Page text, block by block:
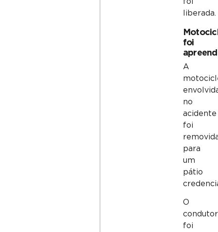
liberada.
foi
A
no
acidente
foi
para
um
pátio
O
condutor
foi